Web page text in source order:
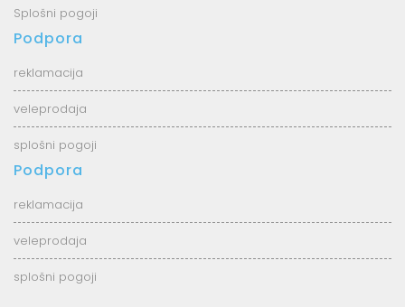
Splošni pogoji
Podpora
reklamacija
veleprodaja
splošni pogoji
Podpora
reklamacija
veleprodaja
splošni pogoji